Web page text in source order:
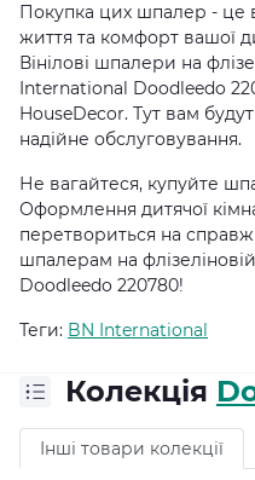
Покупка цих шпалер - це
життя та комфорт вашої
Вінілові шпалери на
International Doodleedo
HouseDecor. Тут вам
надійне обслуговування.
Не вагайтеся, купуйте
Оформлення дитячої
перетвориться на
шпалерам на
Doodleedo 220780!
Теги: BN International
Колекція
Інші товари колекції